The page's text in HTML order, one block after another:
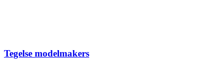
Tegelse modelmakers